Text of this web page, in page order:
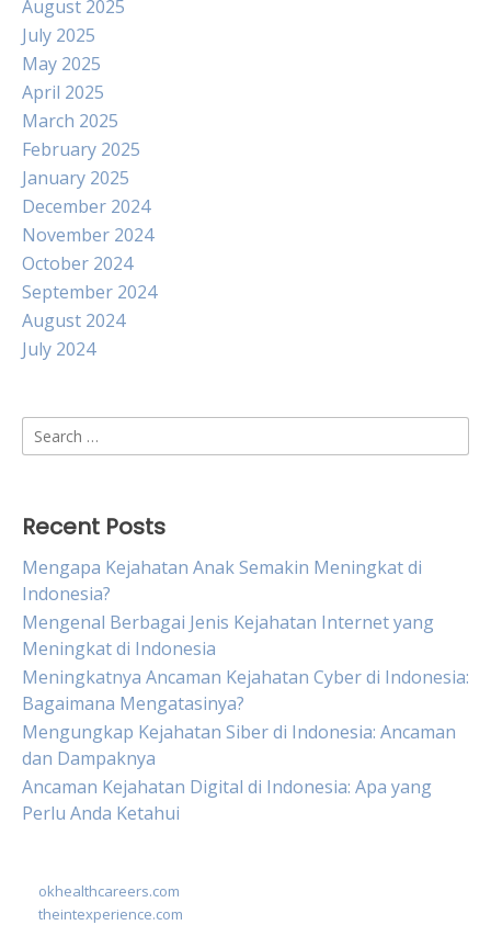
August 2025
July 2025
May 2025
April 2025
March 2025
February 2025
January 2025
December 2024
November 2024
October 2024
September 2024
August 2024
July 2024
Search
for:
Recent Posts
Mengapa Kejahatan Anak Semakin Meningkat di
Indonesia?
Mengenal Berbagai Jenis Kejahatan Internet yang
Meningkat di Indonesia
Meningkatnya Ancaman Kejahatan Cyber di Indonesia:
Bagaimana Mengatasinya?
Mengungkap Kejahatan Siber di Indonesia: Ancaman
dan Dampaknya
Ancaman Kejahatan Digital di Indonesia: Apa yang
Perlu Anda Ketahui
okhealthcareers.com
theintexperience.com